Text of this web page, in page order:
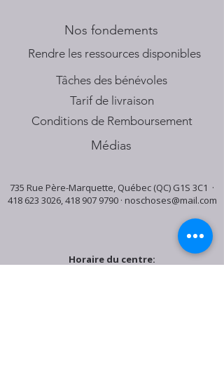
Nos fondements
​Rendre les ressources disponibles
Tâches des bénévoles
Tarif de livraison
Conditions de Remboursement
Médias
735 Rue Père-Marquette, Québec (QC) G1S 3C1 ·
418 623 3026,418 907 9790· noschoses@mail.com
Horaire du centre: